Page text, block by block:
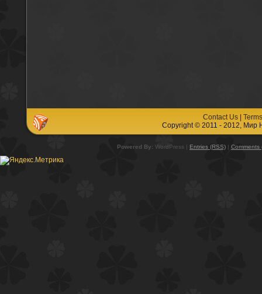
Contact Us
Copyright © 2011 - 2012,
Powered By: WordPress | Entries (RSS) | Comments